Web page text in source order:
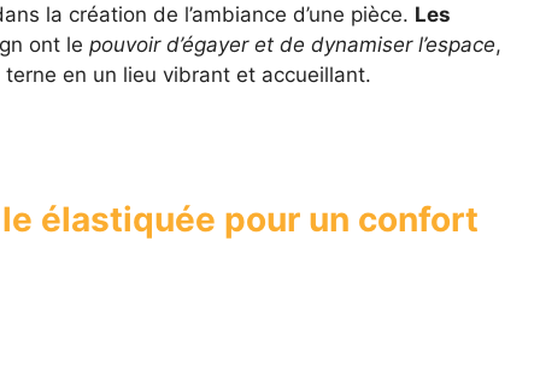
la création de l’ambiance d’une pièce. Les
ont le pouvoir d’égayer et de dynamiser l’espace,
en un lieu vibrant et accueillant.
élastiquée pour un confort